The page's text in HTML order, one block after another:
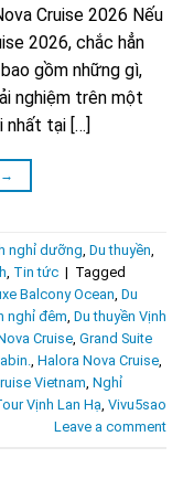
Cruise 2026 Nếu
2026, chắc hẳn
gồm những gì,
nghiệm trên một
nhất tại […]
→
nghỉ dưỡng, Du thuyền,
, Tin tức | Tagged
Balcony Ocean, Du
nghỉ đêm, Du thuyền Vịnh
Cruise, Grand Suite
, Halora Nova Cruise,
Vietnam, Nghỉ
Vịnh Lan Hạ, Vivu5sao
Leave a comment